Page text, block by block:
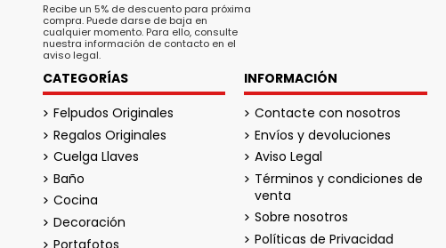
Recibe un 5% de descuento para próxima
compra. Puede darse de baja en
cualquier momento. Para ello, consulte
nuestra información de contacto en el
aviso legal.
CATEGORÍAS
Felpudos Originales
Regalos Originales
Cuelga Llaves
Baño
Cocina
Decoración
Portafotos
INFORMACIÓN
Contacte con nosotros
Envíos y devoluciones
Aviso Legal
Términos y condiciones de
venta
Sobre nosotros
Políticas de Privacidad